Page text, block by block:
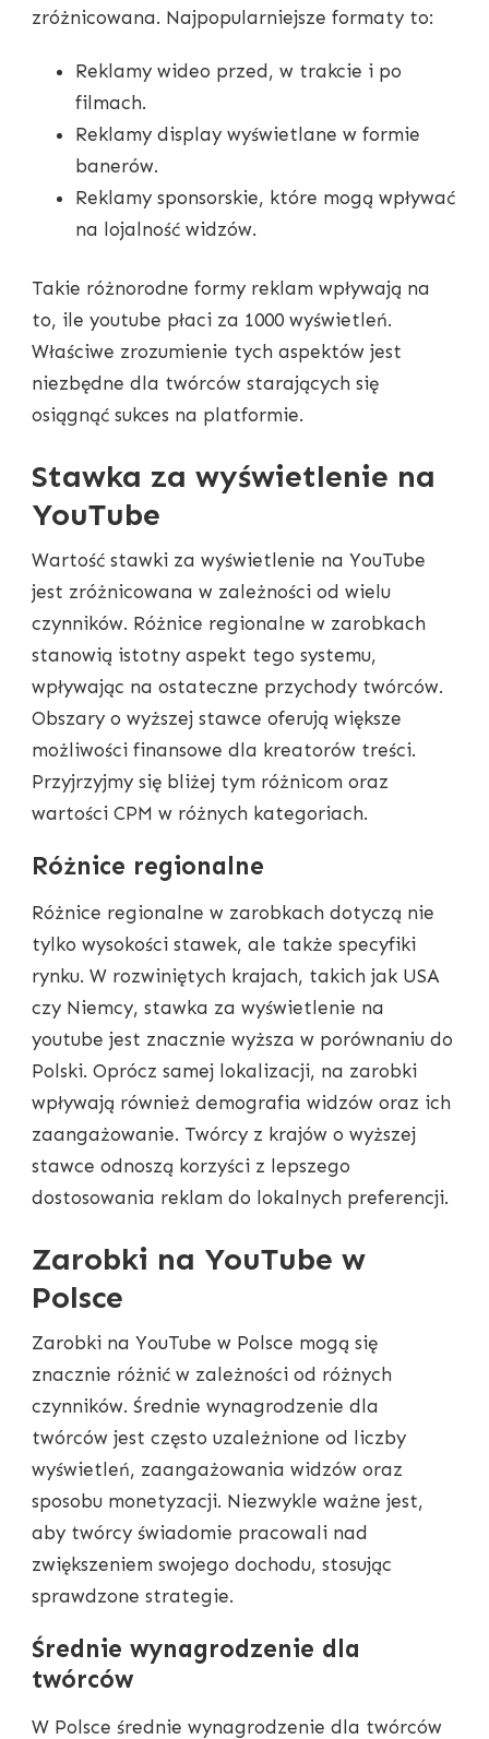
zróżnicowana. Najpopularniejsze formaty to:
Reklamy wideo przed, w trakcie i po
filmach.
Reklamy display wyświetlane w formie
banerów.
Reklamy sponsorskie, które mogą wpływać
na lojalność widzów.
Takie różnorodne formy reklam wpływają na
to, ile youtube płaci za 1000 wyświetleń.
Właściwe zrozumienie tych aspektów jest
niezbędne dla twórców starających się
osiągnąć sukces na platformie.
Stawka za wyświetlenie na
YouTube
Wartość stawki za wyświetlenie na YouTube
jest zróżnicowana w zależności od wielu
czynników. Różnice regionalne w zarobkach
stanowią istotny aspekt tego systemu,
wpływając na ostateczne przychody twórców.
Obszary o wyższej stawce oferują większe
możliwości finansowe dla kreatorów treści.
Przyjrzyjmy się bliżej tym różnicom oraz
wartości CPM w różnych kategoriach.
Różnice regionalne
Różnice regionalne w zarobkach dotyczą nie
tylko wysokości stawek, ale także specyfiki
rynku. W rozwiniętych krajach, takich jak USA
czy Niemcy, stawka za wyświetlenie na
youtube jest znacznie wyższa w porównaniu do
Polski. Oprócz samej lokalizacji, na zarobki
wpływają również demografia widzów oraz ich
zaangażowanie. Twórcy z krajów o wyższej
stawce odnoszą korzyści z lepszego
dostosowania reklam do lokalnych preferencji.
Zarobki na YouTube w
Polsce
Zarobki na YouTube w Polsce mogą się
znacznie różnić w zależności od różnych
czynników. Średnie wynagrodzenie dla
twórców jest często uzależnione od liczby
wyświetleń, zaangażowania widzów oraz
sposobu monetyzacji. Niezwykle ważne jest,
aby twórcy świadomie pracowali nad
zwiększeniem swojego dochodu, stosując
sprawdzone strategie.
Średnie wynagrodzenie dla
twórców
W Polsce średnie wynagrodzenie dla twórców